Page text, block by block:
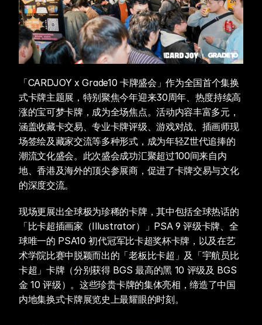
「CARDJOY x Grade10 卡牌盛会」作为全国首个集换
式卡牌主题展，特别聚焦今年迎来30周年、热度持续高
涨的宝可梦卡牌，成为全场焦点。活动内容丰富多元，
涵盖收藏卡交易、专业卡牌评级、游戏对战、插画师现
场签绘及藏家交流等多种形式，成为年轻Z世代追捧的
潮流文化盛会。此次盛会成功汇聚超过100间来自内
地、香港及海外的顶尖参展商，促进了卡牌交易与文化
的深度交流。
现场更展出全球极为珍稀的卡牌，其中包括全球热话的
「比卡超插画家（Illustrator）」PSA 9 评级卡牌、全
球唯一的 PSA10 初代冠军比卡超奖杯卡牌，以及在艺
术学院比赛中脱颖而出的「老板比卡超」及「宇航员比
卡超」卡牌（分别获得 BGS 最高的黑 10 评级及 BGS
金 10 评级）。这些珍贵卡牌的集体亮相，缔造了中国
内地集换式卡牌展览史上最耀眼的时刻。